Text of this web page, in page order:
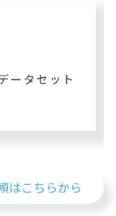
ータセット
はこちらから